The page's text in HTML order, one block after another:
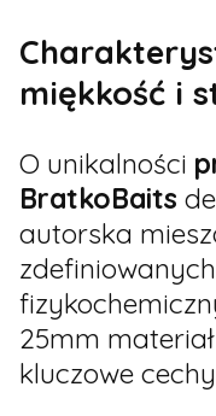
miękkość i
O unikalności
BratkoBaits
autorska
25mm
kluczowe